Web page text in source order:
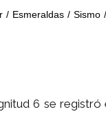
Esmeraldas Sismo
6 se registró